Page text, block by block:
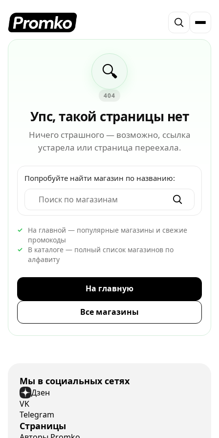
🔍
404
Упс, такой страницы нет
Ничего страшного — возможно, ссылка
устарела или страница переехала.
Попробуйте найти магазин по названию:
На главной — популярные магазины и свежие
промокоды
В каталоге — полный список магазинов по
алфавиту
На главную
Все магазины
Мы в социальных сетях
Дзен
VK
Telegram
Страницы